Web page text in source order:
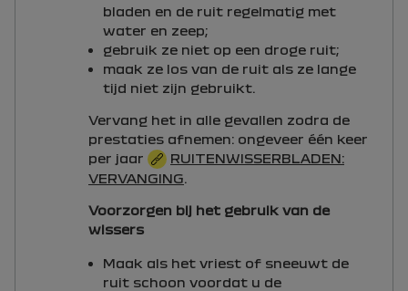
bladen en de ruit regelmatig met
water en zeep;
gebruik ze niet op een droge ruit;
maak ze los van de ruit als ze lange
tijd niet zijn gebruikt.
Vervang het in alle gevallen zodra de
prestaties afnemen: ongeveer één keer
per jaar
RUITENWISSERBLADEN:
VERVANGING.
Voorzorgen bij het gebruik van de
wissers
Maak als het vriest of sneeuwt de
ruit schoon voordat u de